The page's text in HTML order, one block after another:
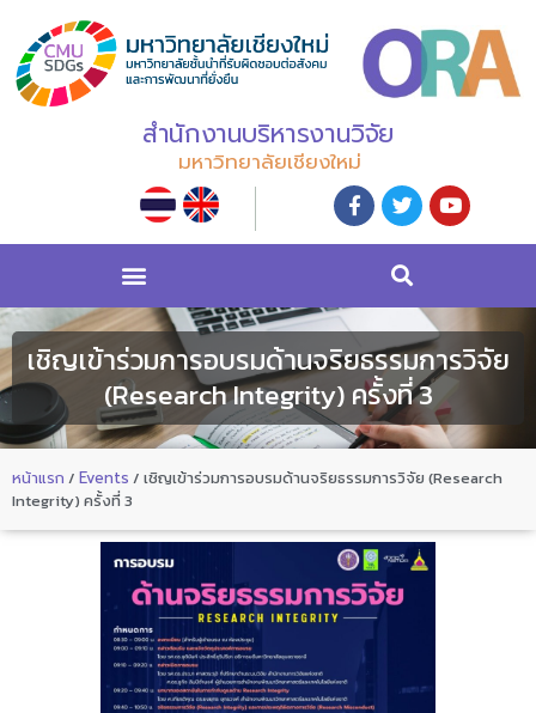
สำนักงานบริหารงานวิจัย
มหาวิทยาลัยเชียงใหม่
เชิญเข้าร่วมการอบรมด้านจริยธรรมการวิจัย
(Research Integrity) ครั้งที่ 3
หน้าแรก / Events / เชิญเข้าร่วมการอบรมด้านจริยธรรมการวิจัย (Research
Integrity) ครั้งที่ 3